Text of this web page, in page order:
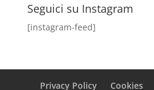
Seguici su Instagram
[instagram-feed]
Privacy Policy Cookies